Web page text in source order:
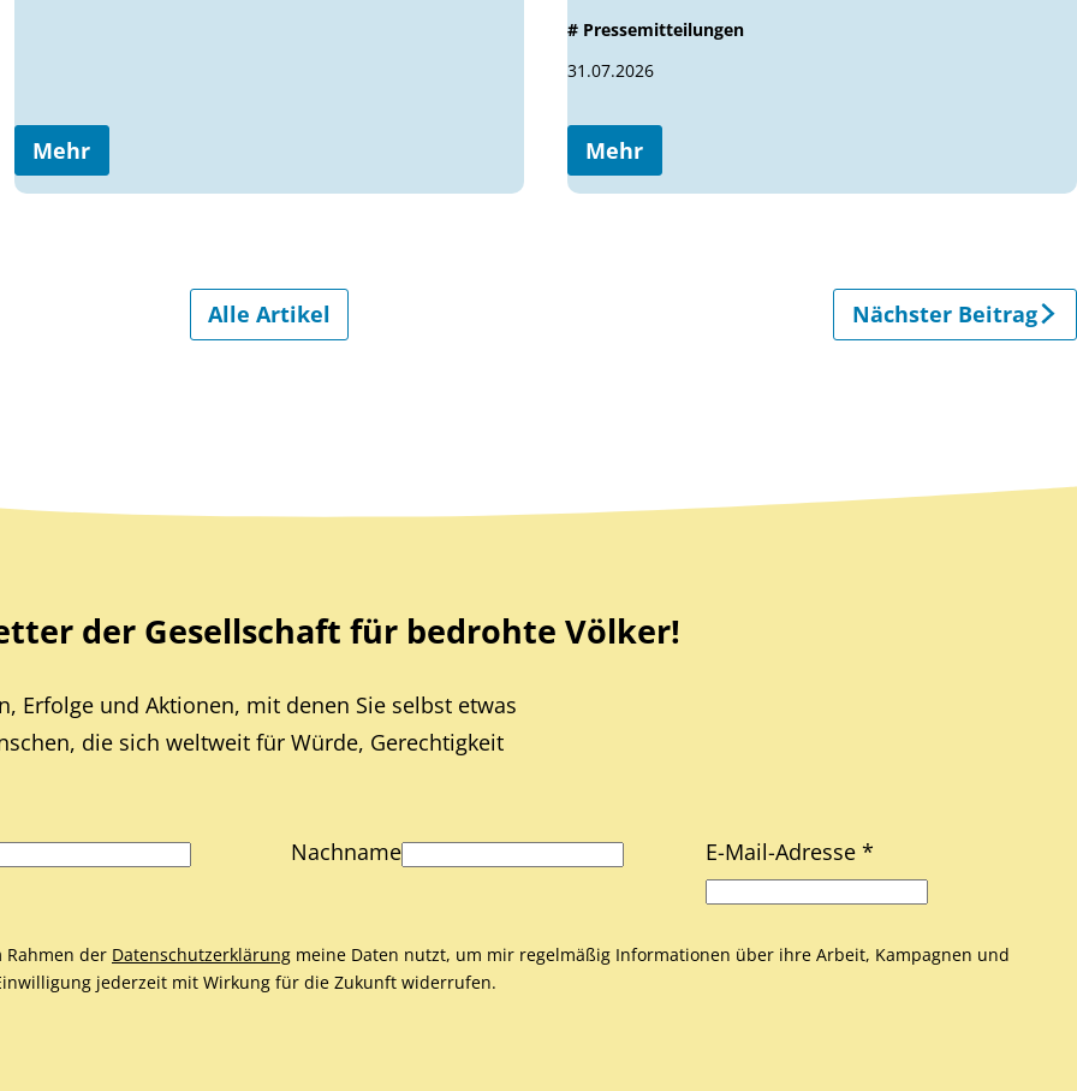
Mehr
# Pressemitteilungen
31.07.2026
Mehr
Alle Artikel Nächster Beitrag
der Gesellschaft für bedrohte Völker!
Erfolge und Aktionen, mit denen Sie selbst etwas
die sich weltweit für Würde, Gerechtigkeit
Nachname E-Mail-Adresse *
Rahmen der Datenschutzerklärung meine Daten nutzt, um mir regelmäßig Informationen über ihre Arbeit, Kampagnen und
jederzeit mit Wirkung für die Zukunft widerrufen.